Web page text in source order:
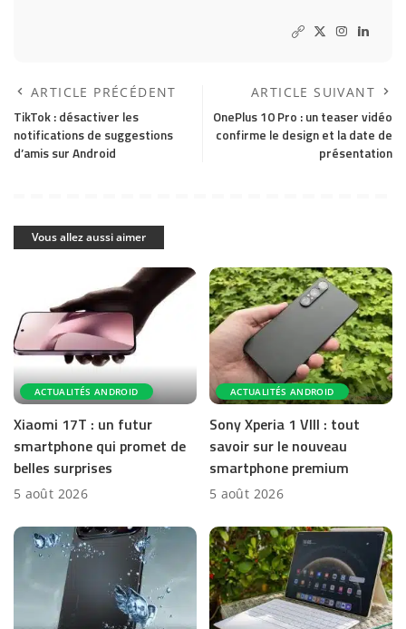
ARTICLE PRÉCÉDENT
TikTok : désactiver les
notifications de suggestions
d’amis sur Android
ARTICLE SUIVANT
OnePlus 10 Pro : un teaser vidéo
confirme le design et la date de
présentation
Vous allez aussi aimer
ACTUALITÉS ANDROID
Xiaomi 17T : un futur
smartphone qui promet de
belles surprises
5 août 2026
ACTUALITÉS ANDROID
Sony Xperia 1 VIII : tout
savoir sur le nouveau
smartphone premium
5 août 2026